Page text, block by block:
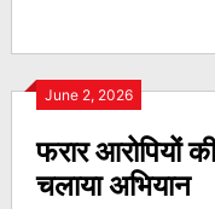
June 2, 2026
फरार आरोपियों
चलाया अभियान